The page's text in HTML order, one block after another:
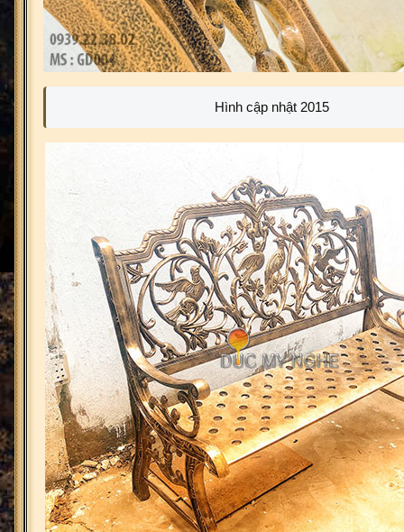
Hình cập nhật 2015